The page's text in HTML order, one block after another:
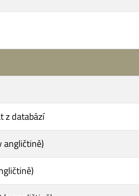
z databází
angličtině)